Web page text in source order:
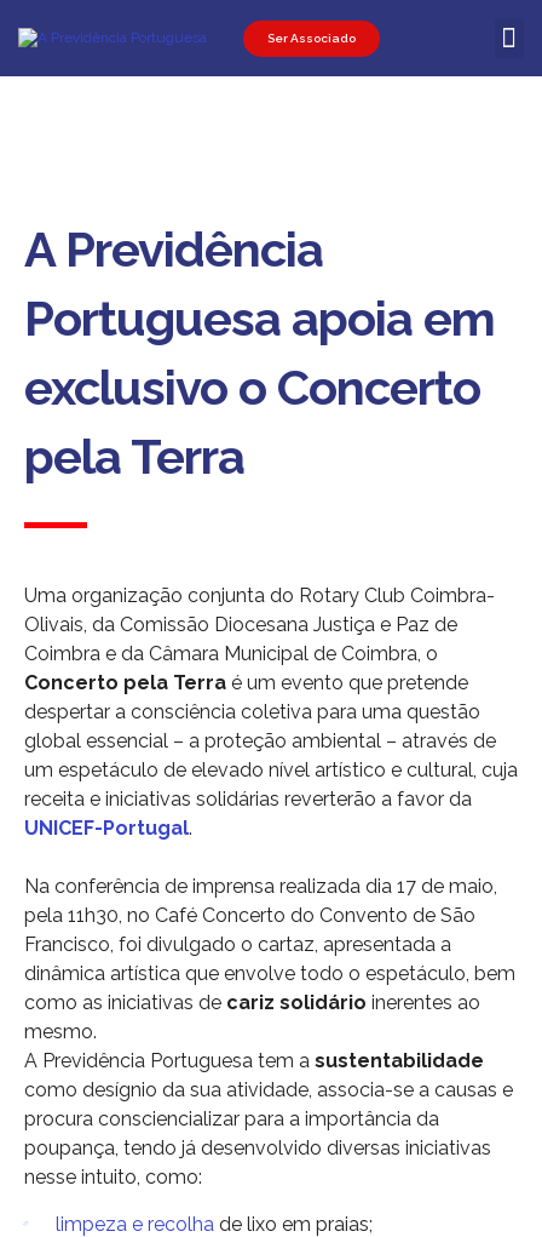
Ser Associado
A Previdência
Portuguesa apoia em
exclusivo o Concerto
pela Terra
Uma organização conjunta do Rotary Club Coimbra-
Olivais, da Comissão Diocesana Justiça e Paz de
Coimbra e da Câmara Municipal de Coimbra, o
Concerto pela Terra é um evento que pretende
despertar a consciência coletiva para uma questão
global essencial – a proteção ambiental – através de
um espetáculo de elevado nível artístico e cultural, cuja
receita e iniciativas solidárias reverterão a favor da
UNICEF-Portugal.
Na conferência de imprensa realizada dia 17 de maio,
pela 11h30, no Café Concerto do Convento de São
Francisco, foi divulgado o cartaz, apresentada a
dinâmica artística que envolve todo o espetáculo, bem
como as iniciativas de cariz solidário inerentes ao
mesmo.
A Previdência Portuguesa tem a sustentabilidade
como desígnio da sua atividade, associa-se a causas e
procura consciencializar para a importância da
poupança, tendo já desenvolvido diversas iniciativas
nesse intuito, como:
limpeza e recolha de lixo em praias;